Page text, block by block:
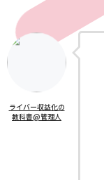
ライバー収益化の
教科書@管理人